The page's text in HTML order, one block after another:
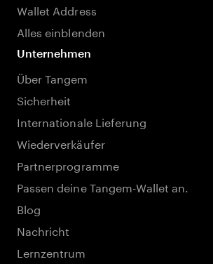
Wallet Address
Alles einblenden
Unternehmen
Über Tangem
Sicherheit
Internationale Lieferung
Wiederverkäufer
Partnerprogramme
Passen deine Tangem-Wallet an.
Blog
Nachricht
Lernzentrum